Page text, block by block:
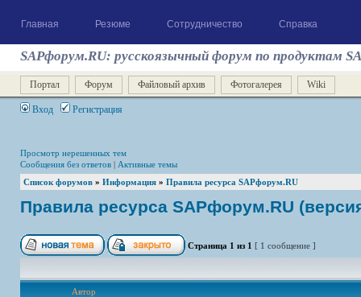
Главная Резюме Сотрудничество Справка
SAPфорум.RU: русскоязычный форум по продуктам
Портал Форум Файловый архив Фотогалерея Wiki
Вход Регистрация
Просмотр нерешенных тем
Сообщения без ответов | Активные темы
Список форумов » Информация » Правила ресурса SAPфорум.RU
Правила ресурса SAPфорум.RU
Страница 1 из 1 [ 1 сообщение ]
Автор